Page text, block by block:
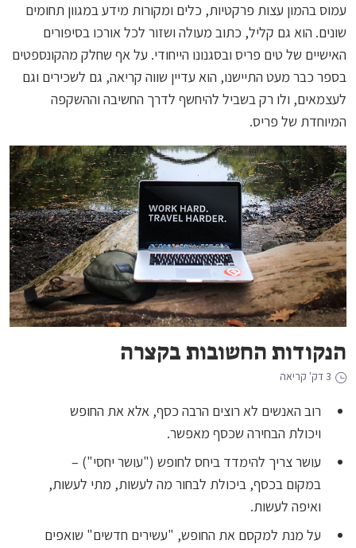
עמוס בהמון עצות פרקטיות, כלים ומקורות מידע במגוון תחומים
שונים. הוא גם קליל, כתוב מעולה ושזור לכל אורכו בסיפורים
האישיים של טים פריס ובסגנונו הייחודי. על אף שחלק מהקונספטים
בספר כבר מעט התיישנו, הוא עדיין שווה קריאה, גם לשכירים וגם
לעצמאים, ולו רק בשביל להיחשף לדרך החשיבה וההשקפה
המיוחדת של פריס.
הנקודות החשובות בקצרה
רוב האנשים לא רוצים הרבה כסף, אלא את החופש
ויכולת הבחירה שכסף מאפשר.
עושר צריך להימדד ביחס לחופש ("עושר יחסי") –
במקום בכסף, ביכולת לבחור מה לעשות, מתי לעשות,
ואיפה לעשות.
על מנת למקסם את החופש, "עשירים חדשים" שואפים